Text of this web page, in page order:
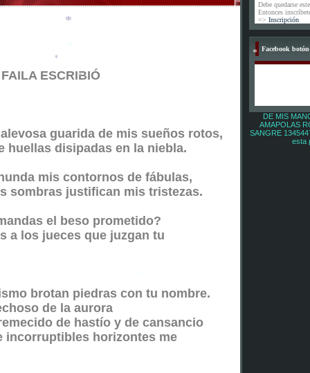
ESCRIBIÓ
guarida de mis sueños rotos,
huellas disipadas en la niebla.
mis contornos de fábulas,
sombras justifican mis tristezas.
el beso prometido?
a los jueces que juzgan tu
brotan piedras con tu nombre.
de la aurora
de hastío y de cansancio
incorruptibles horizontes me
Debe quedarse
Entonces
=> Inscripción
Facebook
DE MIS
AMAPOLAS
SANGRE
esta
*
*
*